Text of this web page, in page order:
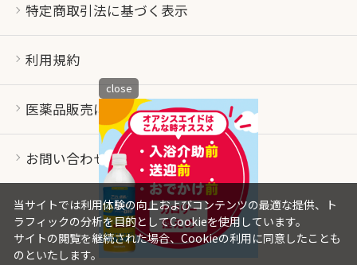
特定商取引法に基づく表示
利用規約
医薬品販売について
お問い合わせ
当サイトでは利用体験の向上およびコンテンツの最適な提供、ト
ラフィックの分析を目的としてCookieを使用しています。
サイトの閲覧を継続された場合、Cookieの利用に同意したことも
のといたします。
close